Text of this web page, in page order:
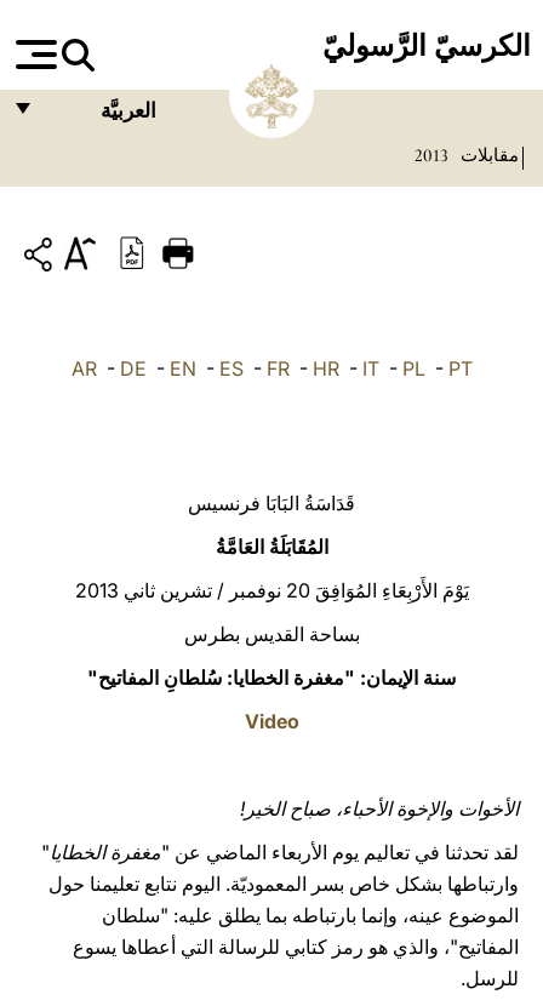
الكرسيّ الرَّسوليّ
العربيَّة
ITALIANO
LATINE
مقابلات 2013
AR- DE - EN - ES- FR- HR- IT- PL- PT
قَدَاسَةُ البَابَا فرنسيس
المُقَابَلَةُ العَامَّةُ
يَوْمَ الأَرْبِعَاءِ المُوَافِقَ 20 نوفمبر / تشرين ثاني 2013
بساحة القديس بطرس
سنة الإيمان: "مغفرة الخطايا: سُلطانِ المفاتيح"
Video
الأخوات والإخوة الأحباء، صباح الخير!
لقد تحدثنا في تعاليم يوم الأربعاء الماضي عن "مغفرة الخطايا"
وارتباطها بشكل خاص بسر المعموديّة. اليوم نتابع تعليمنا حول
الموضوع عينه، وإنما بارتباطه بما يطلق عليه: "سلطان
المفاتيح"، والذي هو رمز كتابي للرسالة التي أعطاها يسوع
للرسل.